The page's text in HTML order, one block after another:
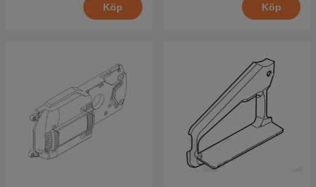
Köp Köp